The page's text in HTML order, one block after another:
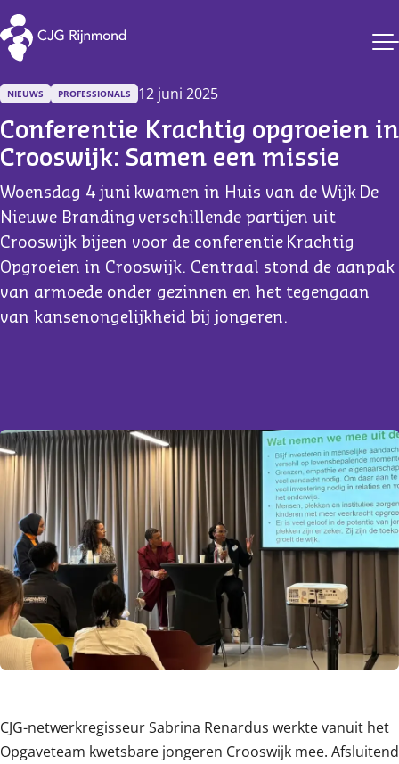
CJG Rijnmond
NIEUWS PROFESSIONALS 12 juni 2025
Conferentie Krachtig opgroeien in
Crooswijk: Samen een missie
Woensdag 4 juni kwamen in Huis van de Wijk De
Nieuwe Branding verschillende partijen uit
Crooswijk bijeen voor de conferentie Krachtig
Opgroeien in Crooswijk. Centraal stond de aanpak
van armoede onder gezinnen en het tegengaan
van kansenongelijkheid bij jongeren.
CJG-netwerkregisseur Sabrina Renardus werkte vanuit het
Opgaveteam kwetsbare jongeren Crooswijk mee. Afsluitend